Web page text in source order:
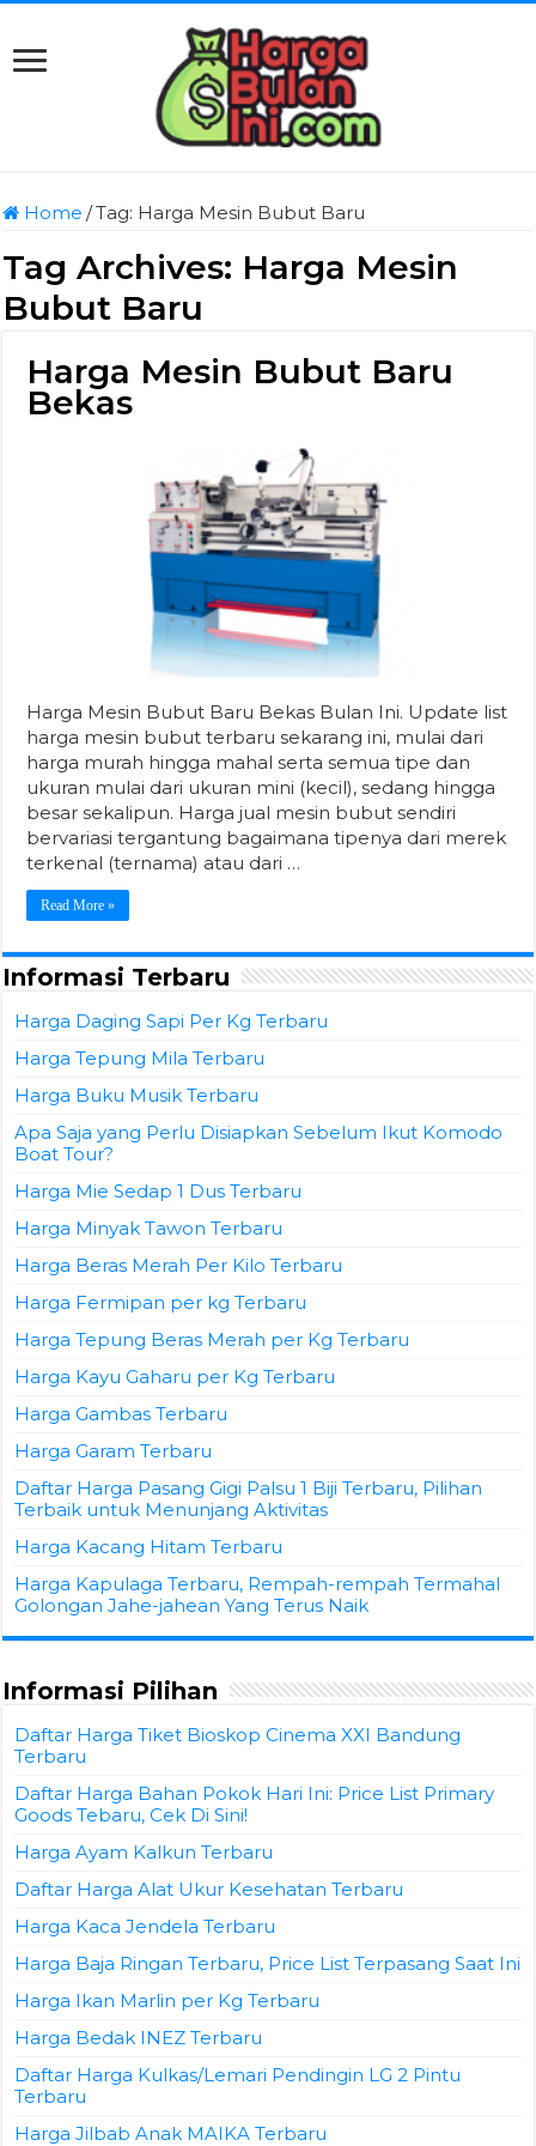
Home /Tag: Harga Mesin Bubut Baru
Tag Archives: Harga Mesin
Bubut Baru
Harga Mesin Bubut Baru
Bekas
Harga Mesin Bubut Baru Bekas Bulan Ini. Update list
harga mesin bubut terbaru sekarang ini, mulai dari
harga murah hingga mahal serta semua tipe dan
ukuran mulai dari ukuran mini (kecil), sedang hingga
besar sekalipun. Harga jual mesin bubut sendiri
bervariasi tergantung bagaimana tipenya dari merek
terkenal (ternama) atau dari …
Read More »
Informasi Terbaru
Harga Daging Sapi Per Kg Terbaru
Harga Tepung Mila Terbaru
Harga Buku Musik Terbaru
Apa Saja yang Perlu Disiapkan Sebelum Ikut Komodo
Boat Tour?
Harga Mie Sedap 1 Dus Terbaru
Harga Minyak Tawon Terbaru
Harga Beras Merah Per Kilo Terbaru
Harga Fermipan per kg Terbaru
Harga Tepung Beras Merah per Kg Terbaru
Harga Kayu Gaharu per Kg Terbaru
Harga Gambas Terbaru
Harga Garam Terbaru
Daftar Harga Pasang Gigi Palsu 1 Biji Terbaru, Pilihan
Terbaik untuk Menunjang Aktivitas
Harga Kacang Hitam Terbaru
Harga Kapulaga Terbaru, Rempah-rempah Termahal
Golongan Jahe-jahean Yang Terus Naik
Informasi Pilihan
Daftar Harga Tiket Bioskop Cinema XXI Bandung
Terbaru
Daftar Harga Bahan Pokok Hari Ini: Price List Primary
Goods Tebaru, Cek Di Sini!
Harga Ayam Kalkun Terbaru
Daftar Harga Alat Ukur Kesehatan Terbaru
Harga Kaca Jendela Terbaru
Harga Baja Ringan Terbaru, Price List Terpasang Saat Ini
Harga Ikan Marlin per Kg Terbaru
Harga Bedak INEZ Terbaru
Daftar Harga Kulkas/Lemari Pendingin LG 2 Pintu
Terbaru
Harga Jilbab Anak MAIKA Terbaru